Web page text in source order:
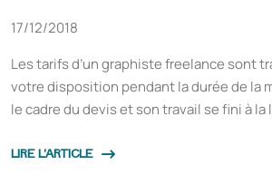
17/12/2018
Les tarifs d’un graphiste freelance sont
votre disposition pendant la durée de la
le cadre du devis et son travail se fini à
LIRE L'ARTICLE